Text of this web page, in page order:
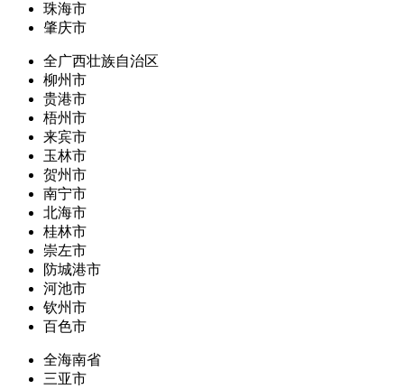
珠海市
肇庆市
全广西壮族自治区
柳州市
贵港市
梧州市
来宾市
玉林市
贺州市
南宁市
北海市
桂林市
崇左市
防城港市
河池市
钦州市
百色市
全海南省
三亚市